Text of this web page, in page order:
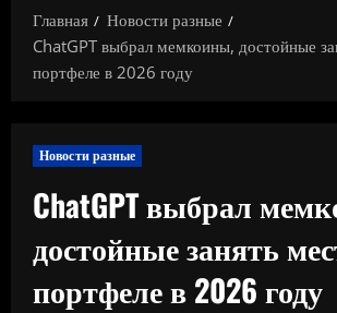
Главная
Новости разные
ChatGPT выбрал мемкоины, достойные
портфеле в 2026 году
Новости разные
ChatGPT выбрал
достойные занять
портфеле в 2026 году